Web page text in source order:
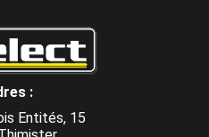
:
Entités, 15